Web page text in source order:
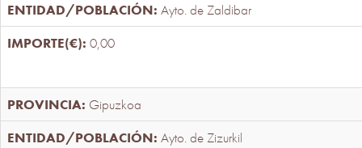
Ayto. de Zaldibar
0,00
Gipuzkoa
Ayto. de Zizurkil